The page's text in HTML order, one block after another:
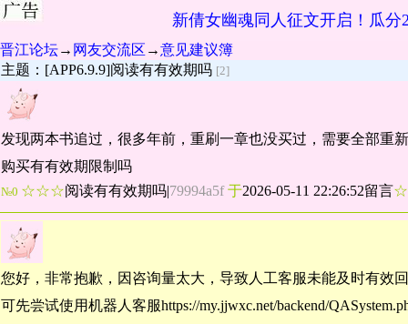
新倩女幽魂同人征文开启！瓜分
晋江论坛→ 网友交流区 →意见建议簿
主题：[APP6.9.9]阅读有有效期吗 [2]
发现两本书追过，很多年前，重刷一章也没买过，需要全部重
购买有有效期限制吗
№0 ☆☆☆阅读有有效期吗|79994a5f 于2026-05-11 22:26:52留言
您好，非常抱歉，因咨询量太大，导致人工客服未能及时有效
可先尝试使用机器人客服https://my.jjwxc.net/backend/